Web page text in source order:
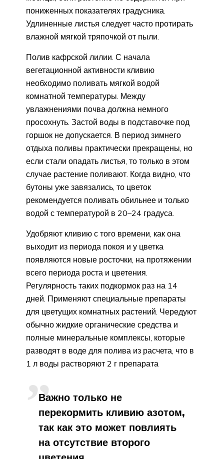
пониженных показателях градусника.
Удлиненные листья следует часто протирать
влажной мягкой тряпочкой от пыли.
Полив кафрской лилии. С начала
вегетационной активности кливию
необходимо поливать мягкой водой
комнатной температуры. Между
увлажнениями почва должна немного
просохнуть. Застой воды в подставочке под
горшок не допускается. В период зимнего
отдыха поливы практически прекращены, но
если стали опадать листья, то только в этом
случае растение поливают. Когда видно, что
бутоны уже завязались, то цветок
рекомендуется поливать обильнее и только
водой с температурой в 20–24 градуса.
Удобряют кливию с того времени, как она
выходит из периода покоя и у цветка
появляются новые росточки, на протяжении
всего периода роста и цветения.
Регулярность таких подкормок раз на 14
дней. Применяют специальные препараты
для цветущих комнатных растений. Чередуют
обычно жидкие органические средства и
полные минеральные комплексы, которые
разводят в воде для полива из расчета, что в
1 л воды растворяют 2 г препарата
Важно только не
перекормить кливию азотом,
так как это может повлиять
на отсутствие второго